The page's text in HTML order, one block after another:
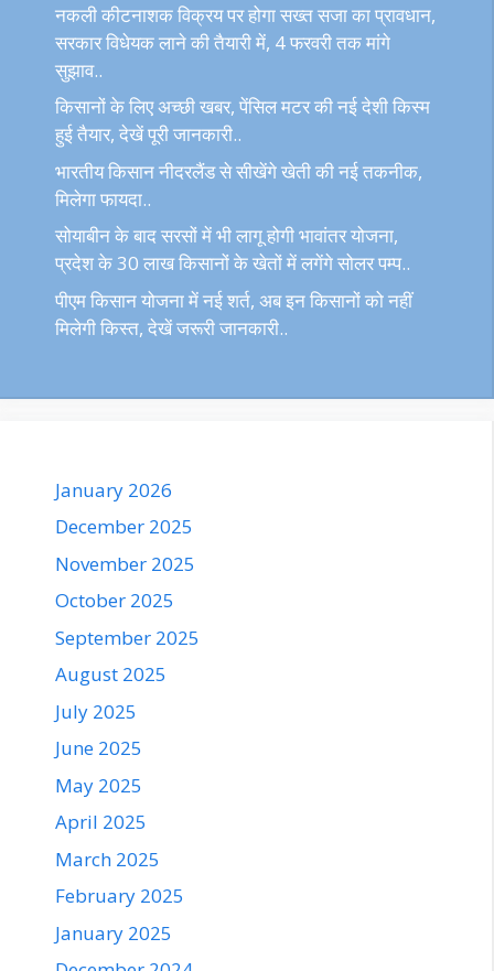
नकली कीटनाशक विक्रय पर होगा सख्त सजा का प्रावधान,
सरकार विधेयक लाने की तैयारी में, 4 फरवरी तक मांगे
सुझाव..
किसानों के लिए अच्छी खबर, पेंसिल मटर की नई देशी किस्म
हुई तैयार, देखें पूरी जानकारी..
भारतीय किसान नीदरलैंड से सीखेंगे खेती की नई तकनीक,
मिलेगा फायदा..
सोयाबीन के बाद सरसों में भी लागू होगी भावांतर योजना,
प्रदेश के 30 लाख किसानों के खेतों में लगेंगे सोलर पम्प..
पीएम किसान योजना में नई शर्त, अब इन किसानों को नहीं
मिलेगी किस्त, देखें जरूरी जानकारी..
January 2026
December 2025
November 2025
October 2025
September 2025
August 2025
July 2025
June 2025
May 2025
April 2025
March 2025
February 2025
January 2025